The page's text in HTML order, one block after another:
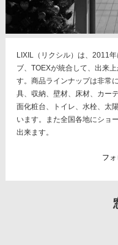
LIXIL（リクシル）は、2011
ブ、TOEXが統合して、出来
す。商品ラインナップは非常
具、収納、壁材、床材、カー
面化粧台、トイレ、水栓、太
います。また全国各地にショ
出来ます。
フ